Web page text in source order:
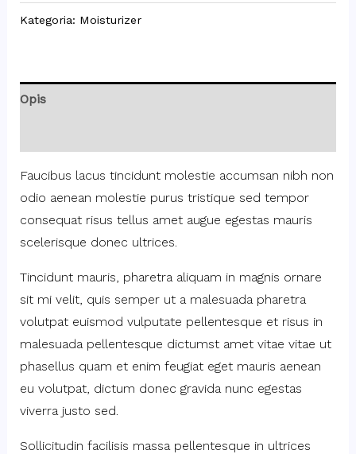
Kategoria: Moisturizer
Opis
Faucibus lacus tincidunt molestie accumsan nibh non
odio aenean molestie purus tristique sed tempor
consequat risus tellus amet augue egestas mauris
scelerisque donec ultrices.
Tincidunt mauris, pharetra aliquam in magnis ornare
sit mi velit, quis semper ut a malesuada pharetra
volutpat euismod vulputate pellentesque et risus in
malesuada pellentesque dictumst amet vitae vitae ut
phasellus quam et enim feugiat eget mauris aenean
eu volutpat, dictum donec gravida nunc egestas
viverra justo sed.
Sollicitudin facilisis massa pellentesque in ultrices